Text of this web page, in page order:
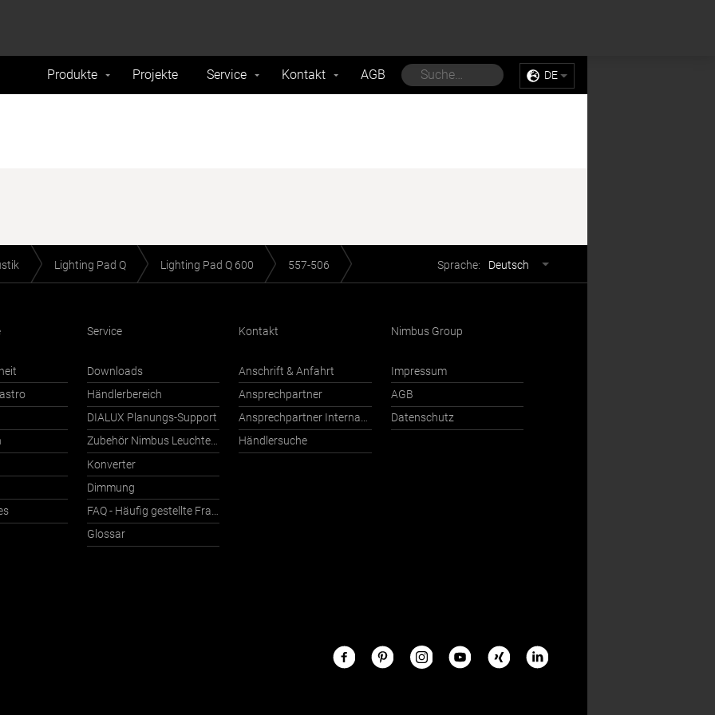
Produkte Projekte Service Kontakt AGB DE
Lighting Pad Q Lighting Pad Q 600 557-506 Sprache: Deutsch
Service
Downloads
Händlerbereich
DIALUX Planungs-Support
Zubehör Nimbus Leuchten mit Häfele Connect
Konverter
Dimmung
FAQ - Häufig gestellte Fragen
Glossar
Kontakt
Anschrift & Anfahrt
Ansprechpartner
Ansprechpartner International
Händlersuche
Nimbus Group
Impressum
AGB
Datenschutz
Nimbus